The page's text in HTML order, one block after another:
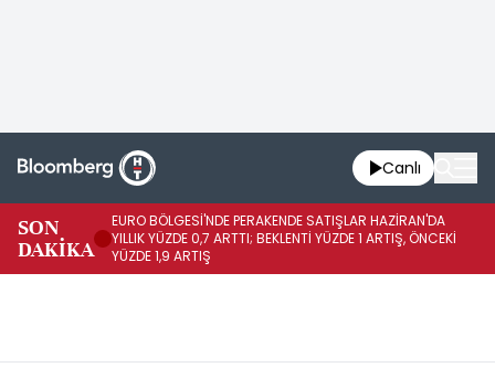
Canlı
SON
DAKİKA
EURO BÖLGESİ'NDE PERAKENDE SATIŞLAR HAZİRAN'DA
YILLIK YÜZDE 0,7 ARTTI; BEKLENTİ YÜZDE 1 ARTIŞ, ÖNCEKİ
YÜZDE 1,9 ARTIŞ